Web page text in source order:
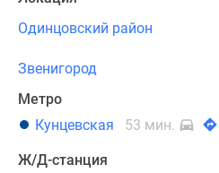
Одинцовский район
Звенигород
Метро
Кунцевская
53 мин.
Ж/Д-станция